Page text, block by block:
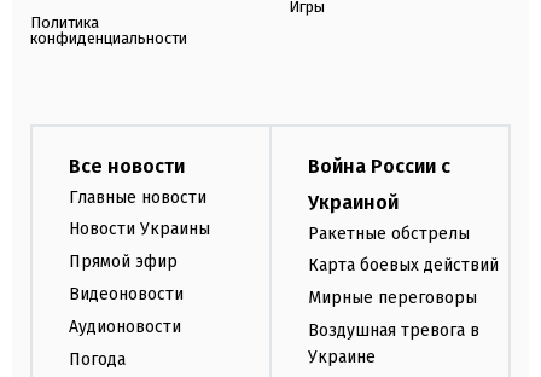
Политика
конфиденциальности
Игры
Все новости
Главные новости
Новости Украины
Прямой эфир
Видеоновости
Аудионовости
Погода
Война России с
Украиной
Ракетные обстрелы
Карта боевых действий
Мирные переговоры
Воздушная тревога в
Украине